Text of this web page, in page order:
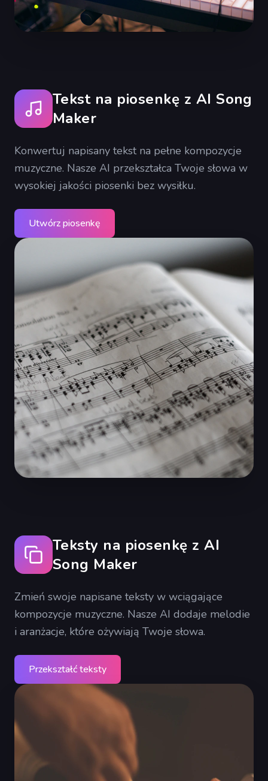
Tekst na piosenkę z AI Song
Maker
Konwertuj napisany tekst na pełne kompozycje
muzyczne. Nasze AI przekształca Twoje słowa w
wysokiej jakości piosenki bez wysiłku.
Utwórz piosenkę
Teksty na piosenkę z AI
Song Maker
Zmień swoje napisane teksty w wciągające
kompozycje muzyczne. Nasze AI dodaje melodie
i aranżacje, które ożywiają Twoje słowa.
Przekształć teksty